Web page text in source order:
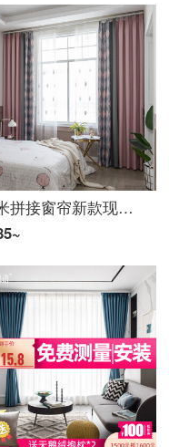
一米拼接窗帘新款现代简约轻奢北欧撞色客厅灰粉灰色灰黄三色美式纯色 浮晖·粉色菱形 定制一米挂钩